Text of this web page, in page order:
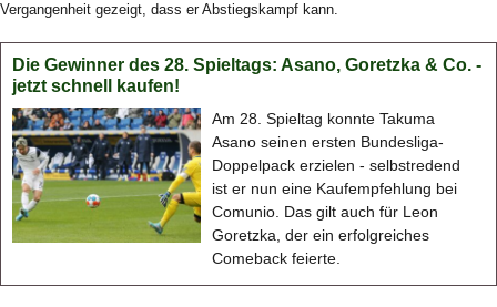
Vergangenheit gezeigt, dass er Abstiegskampf kann.
Die Gewinner des 28. Spieltags: Asano, Goretzka & Co. -
jetzt schnell kaufen!
Am 28. Spieltag konnte Takuma
Asano seinen ersten Bundesliga-
Doppelpack erzielen - selbstredend
ist er nun eine Kaufempfehlung bei
Comunio. Das gilt auch für Leon
Goretzka, der ein erfolgreiches
Comeback feierte.